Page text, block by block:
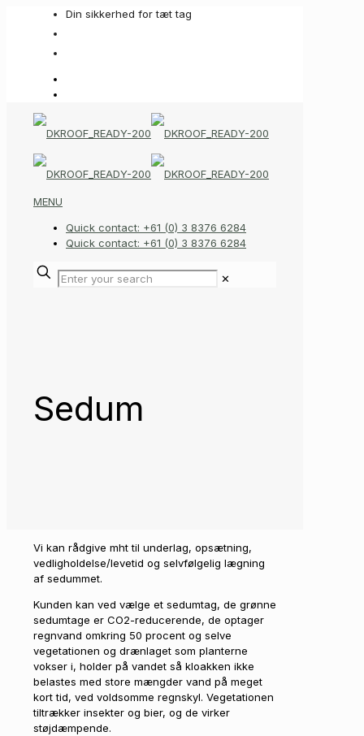
Din sikkerhed for tæt tag
MENU
Quick contact: +61 (0) 3 8376 6284
Quick contact: +61 (0) 3 8376 6284
✕
Sedum
Vi kan rådgive mht til underlag, opsætning,
vedligholdelse/levetid og selvfølgelig lægning
af sedummet.
Kunden kan ved vælge et sedumtag, de grønne
sedumtage er CO2-reducerende, de optager
regnvand omkring 50 procent og selve
vegetationen og drænlaget som planterne
vokser i, holder på vandet så kloakken ikke
belastes med store mængder vand på meget
kort tid, ved voldsomme regnskyl. Vegetationen
tiltrækker insekter og bier, og de virker
støjdæmpende.